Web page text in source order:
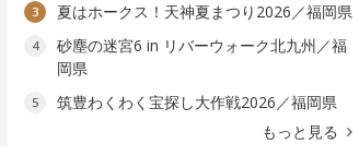
3 夏はホークス！天神夏まつり2026／福岡県
4
砂塵の迷宮6 in リバーウォーク北九州／福
岡県
5
筑豊わくわく宝探し大作戦2026／福岡県
もっと見る